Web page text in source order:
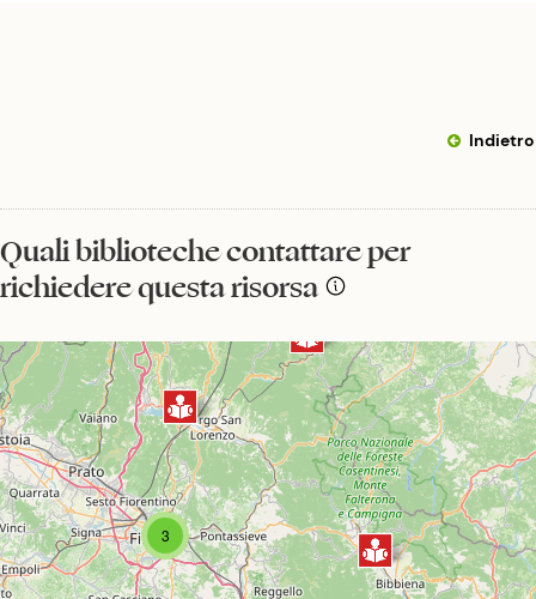
Indietro
Quali biblioteche contattare per
richiedere questa risorsa
3